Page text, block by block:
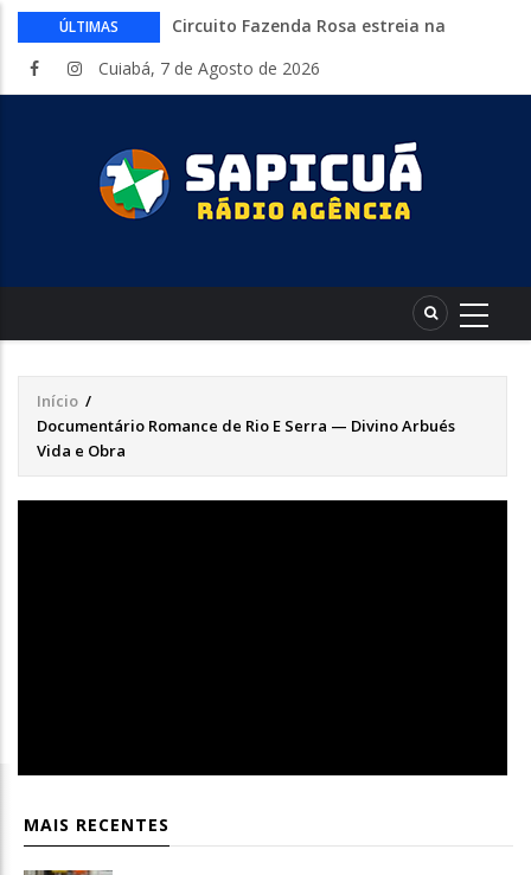
ÚLTIMAS
Circuito Fazenda Rosa estreia na
atividades do agronegócio
sexta-feira
Começa nesta sexta-feira em Cuiabá o
Mato Grosso AgroFestival, com rodeio e
crimes digitais contra menores
CAIXA e iFood facilitam financiamento
entregadores
Cuiabá, 7 de Agosto de 2026
Trilha
de
navegação
Início /
Documentário Romance de Rio E Serra — Divino Arbués
Vida e Obra
MAIS RECENTES